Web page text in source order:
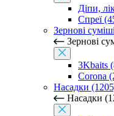
Діпи,
Спреї
Зернові
Зернові
3Kbaits
Corona
Насадки
Насадки